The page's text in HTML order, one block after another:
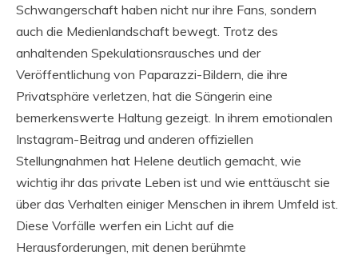
Schwangerschaft haben nicht nur ihre Fans, sondern
auch die Medienlandschaft bewegt. Trotz des
anhaltenden Spekulationsrausches und der
Veröffentlichung von Paparazzi-Bildern, die ihre
Privatsphäre verletzen, hat die Sängerin eine
bemerkenswerte Haltung gezeigt. In ihrem emotionalen
Instagram-Beitrag und anderen offiziellen
Stellungnahmen hat Helene deutlich gemacht, wie
wichtig ihr das private Leben ist und wie enttäuscht sie
über das Verhalten einiger Menschen in ihrem Umfeld ist.
Diese Vorfälle werfen ein Licht auf die
Herausforderungen, mit denen berühmte